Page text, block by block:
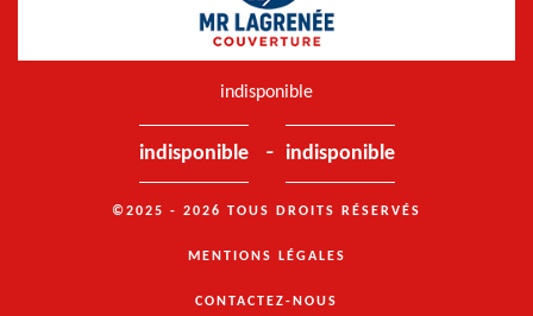
indisponible
indisponible - indisponible
©2025 - 2026 TOUS DROITS RÉSERVÉS
MENTIONS LÉGALES
CONTACTEZ-NOUS